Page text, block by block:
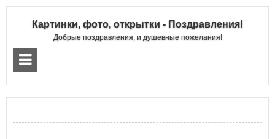
Картинки, фото, открытки - Поздравления!
Добрые поздравления, и душевные пожелания!